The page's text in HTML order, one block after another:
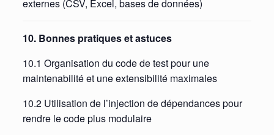
externes (CSV, Excel, bases de données)
10. Bonnes pratiques et astuces
10.1 Organisation du code de test pour une
maintenabilité et une extensibilité maximales
10.2 Utilisation de l’injection de dépendances pour
rendre le code plus modulaire